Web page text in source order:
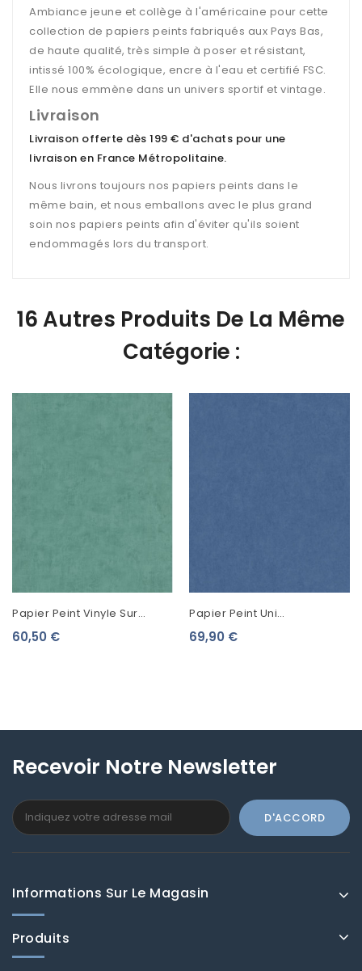
Ambiance jeune et collège à l'américaine pour cette
collection de papiers peints fabriqués aux Pays Bas,
de haute qualité, très simple à poser et résistant,
intissé 100% écologique, encre à l'eau et certifié FSC.
Elle nous emmène dans un univers sportif et vintage.
Livraison
Livraison offerte dès 199 € d'achats pour une
livraison en France Métropolitaine.
Nous livrons toujours nos papiers peints dans le
même bain, et nous emballons avec le plus grand
soin nos papiers peints afin d'éviter qu'ils soient
endommagés lors du transport.
16 Autres Produits De La Même
Catégorie :
Papier Peint Vinyle Sur
Intissé Uni Lutèce Jardin
60,50 €
Papier Peint Uni
Mediterranée Bleu
69,90 €
Recevoir Notre Newsletter
Informations Sur Le Magasin
Produits